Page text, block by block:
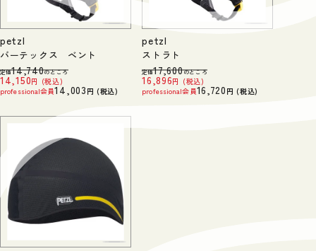
petzl
バーテックス ベント
定価14,740のところ
14,150
税込
professional会員14,003 税込
petzl
ストラト
定価17,600のところ
16,896
税込
professional会員16,720 税込